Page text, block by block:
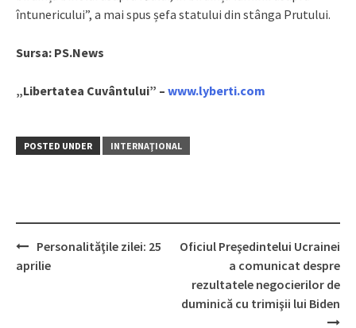
întunericului”, a mai spus șefa statului din stânga Prutului.
Sursa: PS.News
„Libertatea Cuvântului” – www.lyberti.com
POSTED UNDER INTERNAŢIONAL
Post
Personalităţile zilei: 25
aprilie
Oficiul Preşedintelui Ucrainei
a comunicat despre
rezultatele negocierilor de
duminică cu trimişii lui Biden